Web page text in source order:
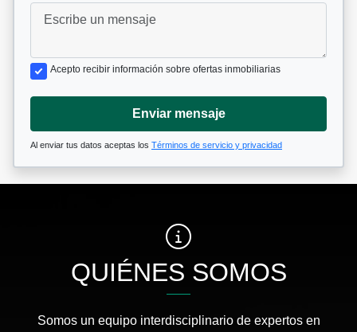
Acepto recibir información sobre ofertas inmobiliarias
Enviar mensaje
Al enviar tus datos aceptas los Términos de servicio y privacidad
QUIÉNES SOMOS
Somos un equipo interdisciplinario de expertos en